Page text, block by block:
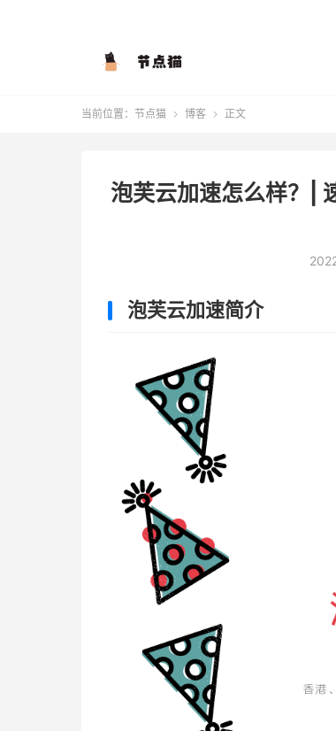
当前位置： 节点猫  博客  正文
泡芙云加速怎么样？|
泡芙云加速简介